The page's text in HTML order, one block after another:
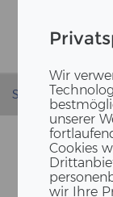
Wir
unserer
Cookies
wir Ihre
Startseite